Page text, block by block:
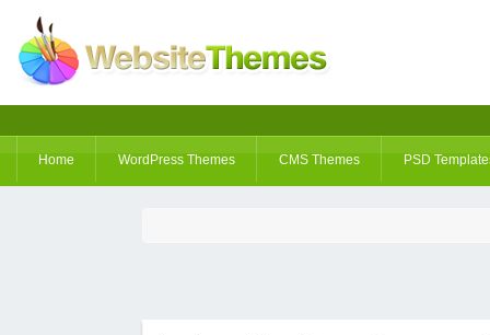
Home WordPress Themes CMS Themes PSD